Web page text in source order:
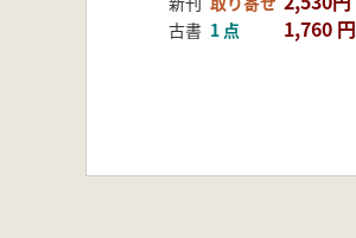
古書 1 点 1,760 円